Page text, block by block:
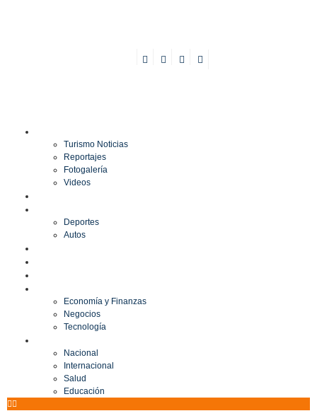
Turismo Noticias
Reportajes
Fotogalería
Videos
Deportes
Autos
Economía y Finanzas
Negocios
Tecnología
Nacional
Internacional
Salud
Educación